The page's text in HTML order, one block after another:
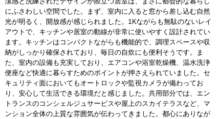
にふさわしい空間でした。まず、室内に入ると窓から差し込む自然
光が明るく、開放感が感じられました。1Kながらも無駄のないレイ
アウトで、キッチンや居室の動線が非常に使いやすく設計されてい
ます。キッチンはコンパクトながらも機能的で、調理スペースや収
納がしっかり確保されており、毎日の自炊にも便利そうです。ま
た、室内の設備も充実しており、エアコンや浴室乾燥機、温水洗浄
便座など快適に暮らすためのポイントが押さえられていました。セ
キュリティ面においてもオートロックや監視カメラが備わってお
り、安心して生活できる環境だと感じました。共用部分では、エン
トランスのコンシェルジュサービスや屋上のスカイテラスなど、マ
ンション全体の上質な雰囲気が伝わってきました。都心にありなが